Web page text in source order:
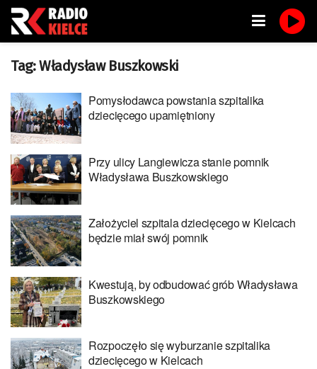
Tag:Władysław Buszkowski
Pomysłodawca powstania szpitalika
dziecięcego upamiętniony
Przy ulicy Langiewicza stanie pomnik
Władysława Buszkowskiego
Założyciel szpitala dziecięcego w Kielcach
będzie miał swój pomnik
Kwestują, by odbudować grób Władysława
Buszkowskiego
Rozpoczęło się wyburzanie szpitalika
dziecięcego w Kielcach